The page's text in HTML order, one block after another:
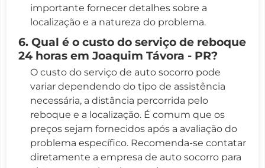
importante fornecer detalhes sobre a
localização e a natureza do problema.
6. Qual é o custo do serviço de reboque
24 horas em Joaquim Távora - PR?
O custo do serviço de auto socorro pode
variar dependendo do tipo de assistência
necessária, a distância percorrida pelo
reboque e a localização. É comum que os
preços sejam fornecidos após a avaliação do
problema específico. Recomenda-se contatar
diretamente a empresa de auto socorro para